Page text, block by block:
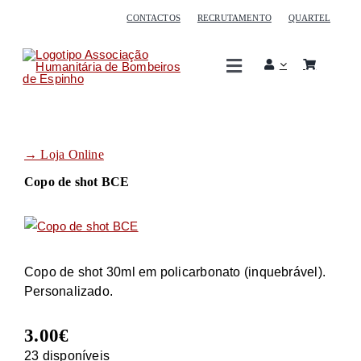
content
CONTACTOS RECRUTAMENTO QUARTEL
Toggle
Sócios
→ Loja Online
Copo de shot BCE
Copo de shot 30ml em policarbonato (inquebrável).
Personalizado.
3.00€
23 disponíveis